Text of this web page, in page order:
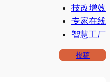
技改增效
专家在线
智慧工厂
投稿